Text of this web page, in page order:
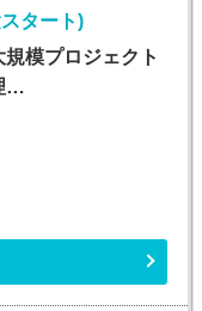
タート)
規模プロジェクト
…